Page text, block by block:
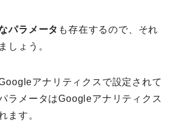
パラメータ も存在するので、それ
しょう。
アナリティクスで設定されて
ラメータはGoogleアナリティクス
ます。